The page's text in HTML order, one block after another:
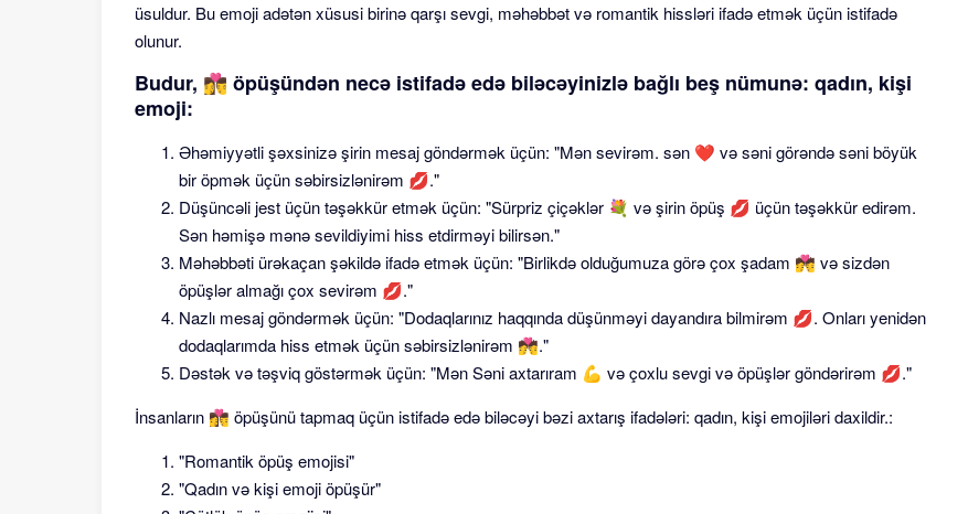
üsuldur. Bu emoji adətən xüsusi birinə qarşı sevgi, məhəbbət və romantik hissləri ifadə etmək üçün istifadə
olunur.
Budur, 👩‍❤️‍💋‍👨 öpüşündən necə istifadə edə biləcəyinizlə bağlı beş nümunə: qadın, kişi
emoji:
Əhəmiyyətli şəxsinizə şirin mesaj göndərmək üçün: "Mən sevirəm. sən ❤️ və səni görəndə səni böyük
bir öpmək üçün səbirsizlənirəm 💋."
Düşüncəli jest üçün təşəkkür etmək üçün: "Sürpriz çiçəklər 💐 və şirin öpüş 💋 üçün təşəkkür edirəm.
Sən həmişə mənə sevildiyimi hiss etdirməyi bilirsən."
Məhəbbəti ürəkaçan şəkildə ifadə etmək üçün: "Birlikdə olduğumuza görə çox şadam 💏 və sizdən
öpüşlər almağı çox sevirəm 💋."
Nazlı mesaj göndərmək üçün: "Dodaqlarınız haqqında düşünməyi dayandıra bilmirəm 💋. Onları yenidən
dodaqlarımda hiss etmək üçün səbirsizlənirəm 💏."
Dəstək və təşviq göstərmək üçün: "Mən Səni axtarıram 💪 və çoxlu sevgi və öpüşlər göndərirəm 💋."
İnsanların 👩‍❤️‍💋‍👨 öpüşünü tapmaq üçün istifadə edə biləcəyi bəzi axtarış ifadələri: qadın, kişi emojiləri daxildir.:
"Romantik öpüş emojisi"
"Qadın və kişi emoji öpüşür"